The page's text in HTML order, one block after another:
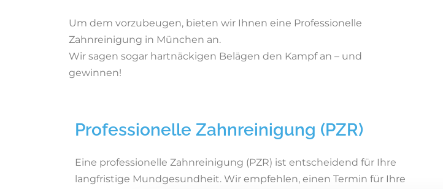
Veneers
Wurzelbehandlung
Um dem vorzubeugen, bieten wir Ihnen eine Professionelle
Zahnreinigung in München an.
Wir sagen sogar hartnäckigen Belägen den Kampf an – und
gewinnen!
Professionelle Zahnreinigung (PZR)
Eine professionelle Zahnreinigung (PZR) ist entscheidend für Ihre
langfristige Mundgesundheit. Wir empfehlen, einen Termin für Ihre